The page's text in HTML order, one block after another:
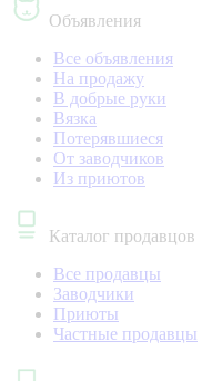
Объявления
Все объявления
На продажу
В добрые руки
Вязка
Потерявшиеся
От заводчиков
Из приютов
Каталог продавцов
Все продавцы
Заводчики
Приюты
Частные продавцы